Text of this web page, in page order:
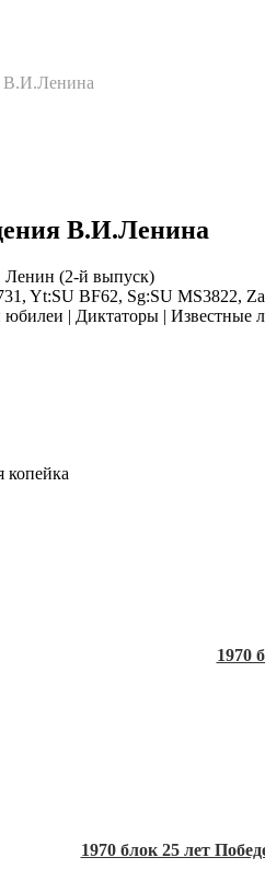
В.И.Ленина
В.И.Ленина
Ленин (2-й выпуск)
Yt:SU BF62, Sg:SU MS3822,
юбилеи | Диктаторы |
копейка
1970
1970 блок 25 лет